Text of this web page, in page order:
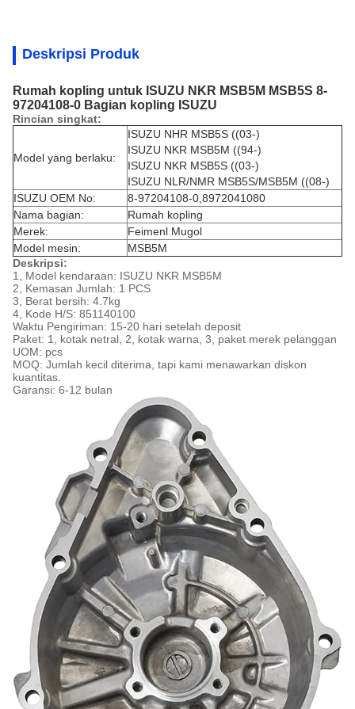
Deskripsi Produk
Rumah kopling untuk ISUZU NKR MSB5M MSB5S 8-
97204108-0 Bagian kopling ISUZU
Rincian singkat:
Model yang berlaku:
ISUZU NHR MSB5S ((03-)
ISUZU NKR MSB5M ((94-)
ISUZU NKR MSB5S ((03-)
ISUZU NLR/NMR MSB5S/MSB5M ((08-)
ISUZU OEM No:
8-97204108-0,8972041080
Nama bagian:
Rumah kopling
Merek:
Feimenl Mugol
Model mesin:
MSB5M
Deskripsi:
1, Model kendaraan: ISUZU NKR MSB5M
2, Kemasan Jumlah: 1 PCS
3, Berat bersih: 4.7kg
4, Kode H/S: 851140100
Waktu Pengiriman: 15-20 hari setelah deposit
Paket: 1, kotak netral, 2, kotak warna, 3, paket merek pelanggan
UOM: pcs
MOQ: Jumlah kecil diterima, tapi kami menawarkan diskon
kuantitas.
Garansi: 6-12 bulan